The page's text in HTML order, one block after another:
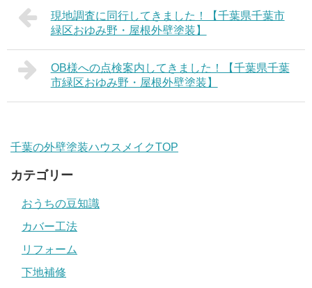
現地調査に同行してきました！【千葉県千葉市
緑区おゆみ野・屋根外壁塗装】
OB様への点検案内してきました！【千葉県千葉
市緑区おゆみ野・屋根外壁塗装】
千葉の外壁塗装ハウスメイクTOP
カテゴリー
おうちの豆知識
カバー工法
リフォーム
下地補修